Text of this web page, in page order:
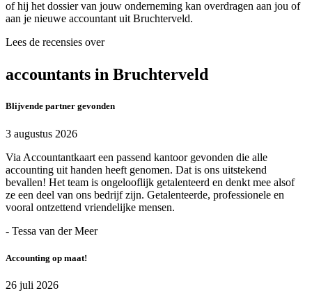
of hij het dossier van jouw onderneming kan overdragen aan jou of
aan je nieuwe accountant uit Bruchterveld.
Lees de recensies over
accountants in Bruchterveld
Blijvende partner gevonden
3 augustus 2026
Via Accountantkaart een passend kantoor gevonden die alle
accounting uit handen heeft genomen. Dat is ons uitstekend
bevallen! Het team is ongelooflijk getalenteerd en denkt mee alsof
ze een deel van ons bedrijf zijn. Getalenteerde, professionele en
vooral ontzettend vriendelijke mensen.
- Tessa van der Meer
Accounting op maat!
26 juli 2026